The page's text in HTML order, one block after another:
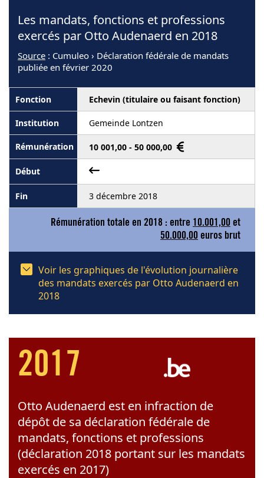
Les mandats, fonctions et professions
exercés par Otto Audenaerd en 2018
Source : Cumuleo › Déclaration fédérale de mandats
publiée en février 2020
Echevin (titulaire ou faisant fonction)
Gemeinde Lontzen
10 001,00 - 50 000,00
3 décembre 2018
Rémunération totale en 2018 : entre 10.001,00 et
50.000,00 euros brut
Voir les graphiques de l'évolution journalière
des mandats exercés par Otto Audenaerd en
2018
2017
Otto Audenaerd est en infraction de
dépôt de sa déclaration fédérale de
mandats, fonctions et professions
(déclaration 2018 portant sur les mandats
exercés en 2017)